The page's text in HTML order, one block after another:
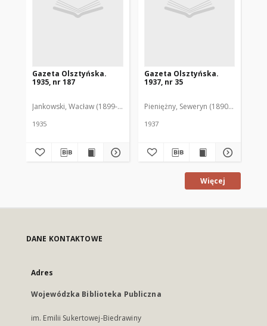
Gazeta Olsztyńska.
1935, nr 187
Jankowski, Wacław (1899-1975). Red.
1935
Gazeta Olsztyńska.
1937, nr 35
Pieniężny, Seweryn (1890-1940). Red.
1937
Więcej
DANE KONTAKTOWE
Adres
Wojewódzka Biblioteka Publiczna
im. Emilii Sukertowej-Biedrawiny